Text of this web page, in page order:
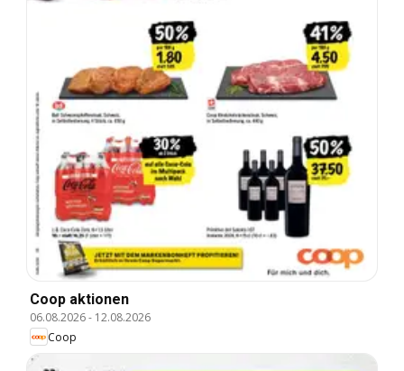
Coop aktionen
06.08.2026- 12.08.2026
Coop